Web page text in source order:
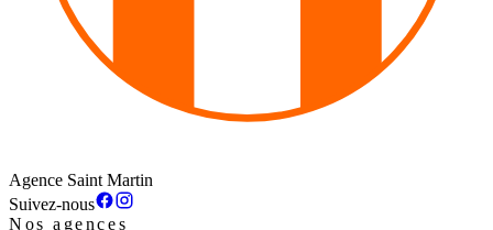
Agence Saint Martin
Suivez-nous
Nos agences